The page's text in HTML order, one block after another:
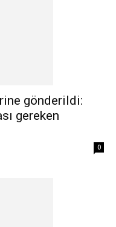
gönderildi:
gereken
0